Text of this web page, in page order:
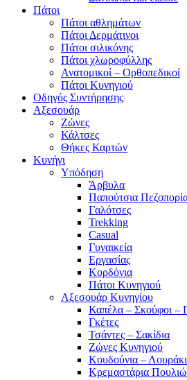
Πάτοι
Πάτοι αθλημάτων
Πάτοι Δερμάτινοι
Πάτοι σιλικόνης
Πάτοι χλωροφύλλης
Ανατομικοί – Ορθοπεδικοί
Πάτοι Κυνηγιού
Οδηγός Συντήρησης
Αξεσουάρ
Ζώνες
Κάλτσες
Θήκες Καρτών
Κυνήγι
Υπόδηση
Άρβυλα
Παπούτσια
Γαλότσες
Trekking
Casual
Γυναικεία
Εργασίας
Κορδόνια
Πάτοι Κυνηγιού
Αξεσουάρ Κυνηγίου
Καπέλα – Σκούφοι –
Γκέτες
Τσάντες – Σακίδια
Ζώνες Κυνηγιού
Κουδούνια –
Κρεμαστάρια